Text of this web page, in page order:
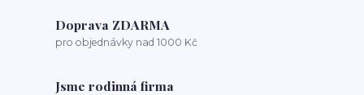
Doprava ZDARMA
pro objednávky nad 1000 Kč
Jsme rodinná firma